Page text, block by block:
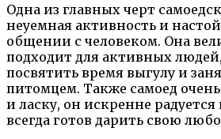
Одна из главных черт
неуемная активность и
общении с человеком. Она
подходит для активных
посвятить время выгулу и
питомцем. Также самоед
и ласку, он искренне
всегда готов дарить свою